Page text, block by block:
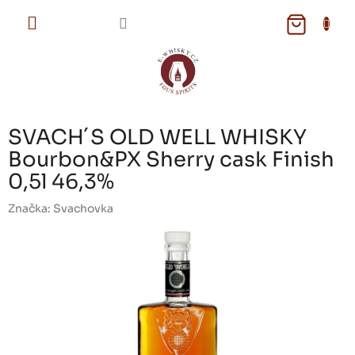
NÁKUPNÍ
SVACH´S OLD WELL WHISKY
Bourbon&PX Sherry cask Finish
0,5l 46,3%
Značka: Svachovka